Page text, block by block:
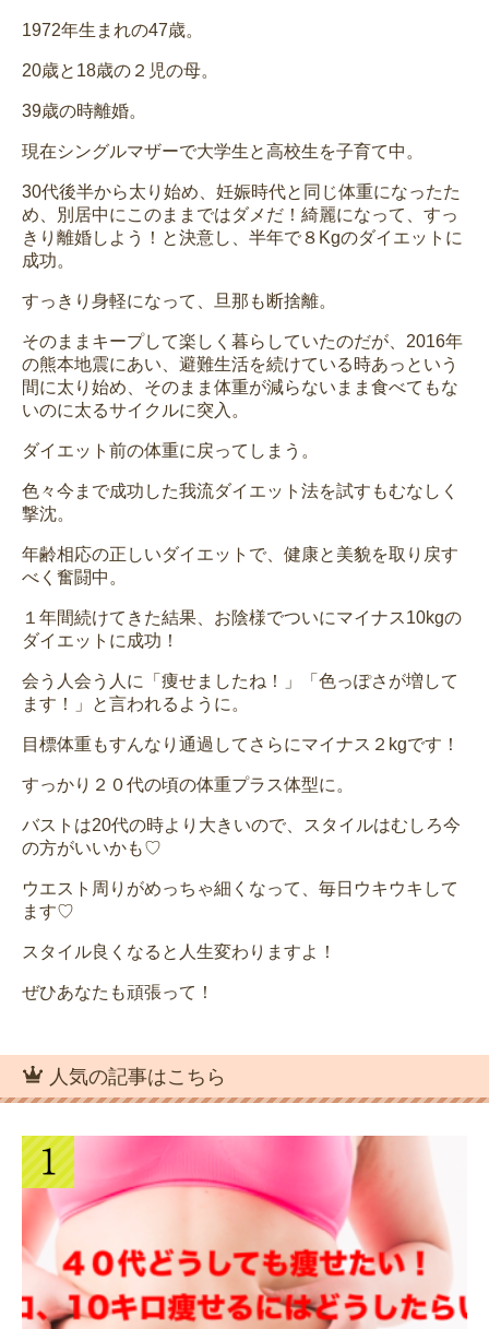
1972年生まれの47歳。
20歳と18歳の２児の母。
39歳の時離婚。
現在シングルマザーで大学生と高校生を子育て中。
30代後半から太り始め、妊娠時代と同じ体重になったた
め、別居中にこのままではダメだ！綺麗になって、すっ
きり離婚しよう！と決意し、半年で８Kgのダイエットに
成功。
すっきり身軽になって、旦那も断捨離。
そのままキープして楽しく暮らしていたのだが、2016年
の熊本地震にあい、避難生活を続けている時あっという
間に太り始め、そのまま体重が減らないまま食べてもな
いのに太るサイクルに突入。
ダイエット前の体重に戻ってしまう。
色々今まで成功した我流ダイエット法を試すもむなしく
撃沈。
年齢相応の正しいダイエットで、健康と美貌を取り戻す
べく奮闘中。
１年間続けてきた結果、お陰様でついにマイナス10kgの
ダイエットに成功！
会う人会う人に「痩せましたね！」「色っぽさが増して
ます！」と言われるように。
目標体重もすんなり通過してさらにマイナス２kgです！
すっかり２０代の頃の体重プラス体型に。
バストは20代の時より大きいので、スタイルはむしろ今
の方がいいかも♡
ウエスト周りがめっちゃ細くなって、毎日ウキウキして
ます♡
スタイル良くなると人生変わりますよ！
ぜひあなたも頑張って！
人気の記事はこちら